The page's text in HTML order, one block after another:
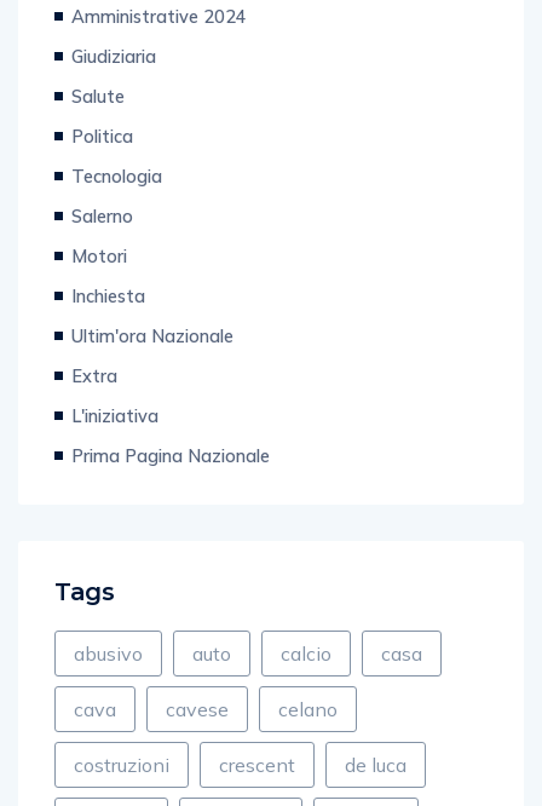
Amministrative 2024
Giudiziaria
Salute
Politica
Tecnologia
Salerno
Motori
Inchiesta
Ultim'ora Nazionale
Extra
L'iniziativa
Prima Pagina Nazionale
Tags
abusivo auto calcio casa
cava cavese celano
costruzioni crescent de luca